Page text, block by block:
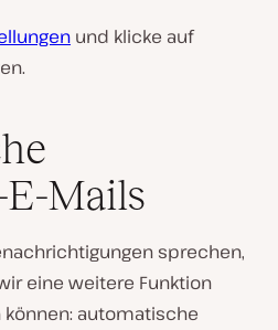
und klicke auf
Mails
sprechen,
eine weitere Funktion
automatische